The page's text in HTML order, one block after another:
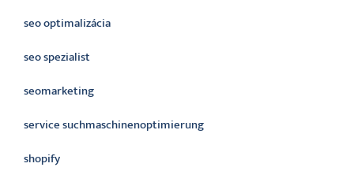
seo optimalizácia
seo spezialist
seomarketing
service suchmaschinenoptimierung
shopify